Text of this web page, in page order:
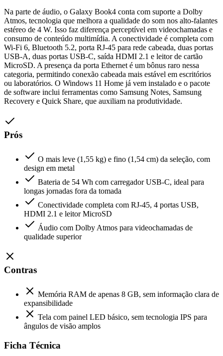
Na parte de áudio, o Galaxy Book4 conta com suporte a Dolby
Atmos, tecnologia que melhora a qualidade do som nos alto-falantes
estéreo de 4 W. Isso faz diferença perceptível em videochamadas e
consumo de conteúdo multimídia. A conectividade é completa com
Wi-Fi 6, Bluetooth 5.2, porta RJ-45 para rede cabeada, duas portas
USB-A, duas portas USB-C, saída HDMI 2.1 e leitor de cartão
MicroSD. A presença da porta Ethernet é um bônus raro nessa
categoria, permitindo conexão cabeada mais estável em escritórios
ou laboratórios. O Windows 11 Home já vem instalado e o pacote
de software inclui ferramentas como Samsung Notes, Samsung
Recovery e Quick Share, que auxiliam na produtividade.
Prós
O mais leve (1,55 kg) e fino (1,54 cm) da seleção, com
design em metal
Bateria de 54 Wh com carregador USB-C, ideal para
longas jornadas fora da tomada
Conectividade completa com RJ-45, 4 portas USB,
HDMI 2.1 e leitor MicroSD
Áudio com Dolby Atmos para videochamadas de
qualidade superior
Contras
Memória RAM de apenas 8 GB, sem informação clara de
expansibilidade
Tela com painel LED básico, sem tecnologia IPS para
ângulos de visão amplos
Ficha Técnica